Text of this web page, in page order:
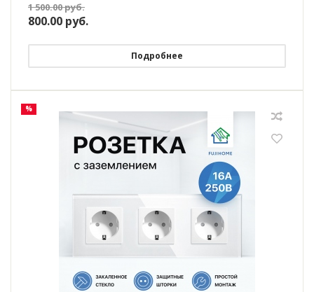
1 500.00руб.
800.00 руб.
Подробнее
%